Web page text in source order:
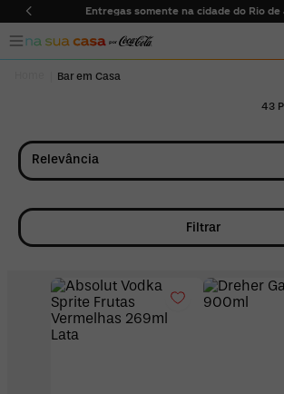
somente na cidade do Rio de Janeiro
Bar em Casa
43
Filtrar
Relevância